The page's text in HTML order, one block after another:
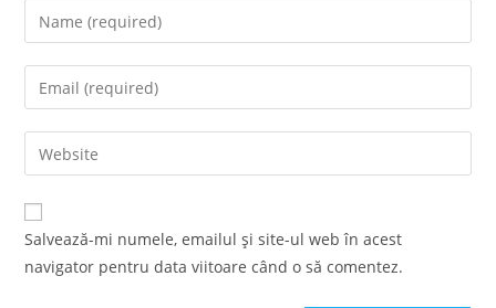
Enter
your
name
comment
Enter
your
email
address
comment
Enter
your
website
URL
Salvează-mi numele, emailul și site-ul web în acest
navigator pentru data viitoare când o să comentez.